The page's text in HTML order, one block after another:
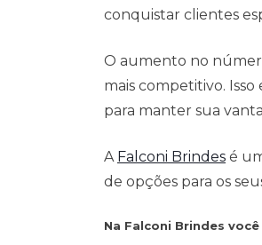
conquistar clientes
O aumento no
mais competitivo.
para manter sua
A Falconi Brindes é
de opções para os
Na Falconi Brindes